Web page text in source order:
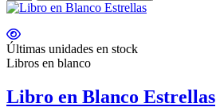
Últimas unidades en stock
Libros en blanco
Libro en Blanco Estrellas